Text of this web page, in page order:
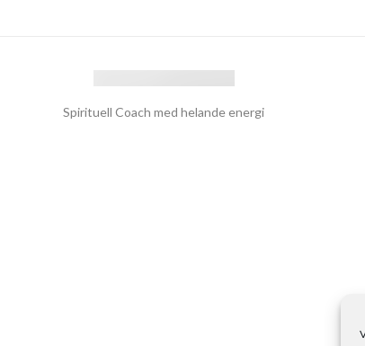
Spirituell Coach med helande energi